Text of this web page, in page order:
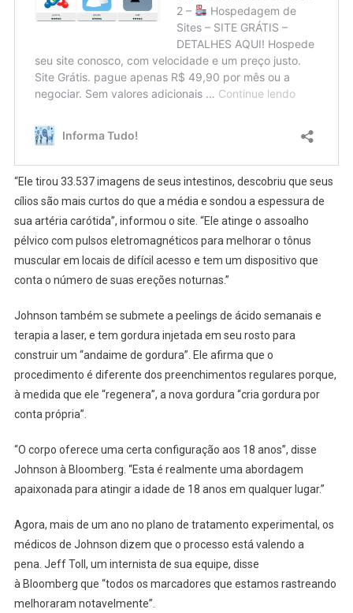
“Ele tirou 33.537 imagens de seus intestinos, descobriu que seus
cílios são mais curtos do que a média e sondou a espessura de
sua artéria carótida”, informou o site. “Ele atinge o assoalho
pélvico com pulsos eletromagnéticos para melhorar o tônus ​​
muscular em locais de difícil acesso e tem um dispositivo que
conta o número de suas ereções noturnas.”
Johnson também se submete a peelings de ácido semanais e
terapia a laser, e tem gordura injetada em seu rosto para
construir um “andaime de gordura”. Ele afirma que o
procedimento é diferente dos preenchimentos regulares porque,
à medida que ele “regenera”, a nova gordura “cria gordura por
conta própria”.
“O corpo oferece uma certa configuração aos 18 anos”, disse
Johnson à Bloomberg. “Esta é realmente uma abordagem
apaixonada para atingir a idade de 18 anos em qualquer lugar.”
Agora, mais de um ano no plano de tratamento experimental, os
médicos de Johnson dizem que o processo está valendo a
pena. Jeff Toll, um internista de sua equipe, disse
à Bloomberg que “todos os marcadores que estamos rastreando
melhoraram notavelmente”.